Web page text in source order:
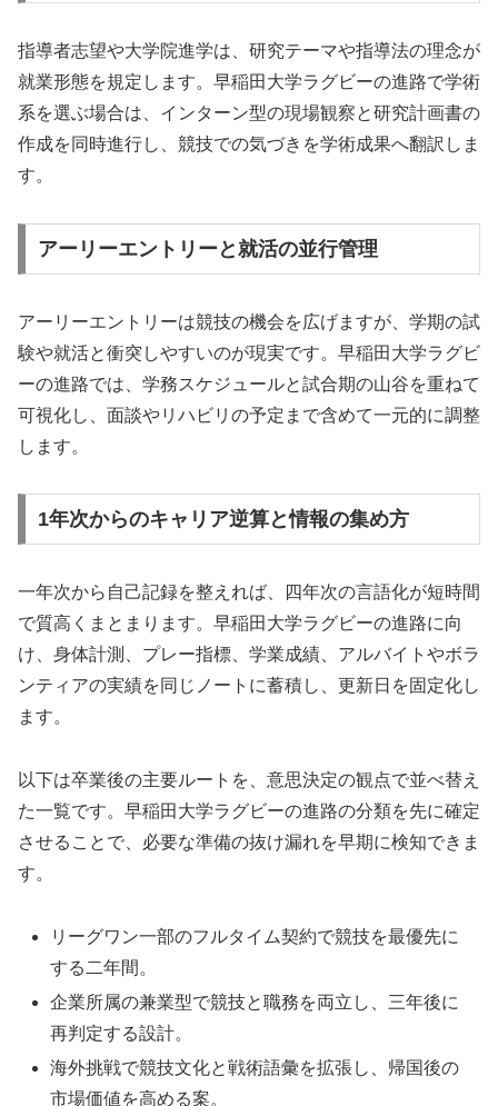
指導者志望や大学院進学は、研究テーマや指導法の理念が
就業形態を規定します。早稲田大学ラグビーの進路で学術
系を選ぶ場合は、インターン型の現場観察と研究計画書の
作成を同時進行し、競技での気づきを学術成果へ翻訳しま
す。
アーリーエントリーと就活の並行管理
アーリーエントリーは競技の機会を広げますが、学期の試
験や就活と衝突しやすいのが現実です。早稲田大学ラグビ
ーの進路では、学務スケジュールと試合期の山谷を重ねて
可視化し、面談やリハビリの予定まで含めて一元的に調整
します。
1年次からのキャリア逆算と情報の集め方
一年次から自己記録を整えれば、四年次の言語化が短時間
で質高くまとまります。早稲田大学ラグビーの進路に向
け、身体計測、プレー指標、学業成績、アルバイトやボラ
ンティアの実績を同じノートに蓄積し、更新日を固定化し
ます。
以下は卒業後の主要ルートを、意思決定の観点で並べ替え
た一覧です。早稲田大学ラグビーの進路の分類を先に確定
させることで、必要な準備の抜け漏れを早期に検知できま
す。
リーグワン一部のフルタイム契約で競技を最優先に
する二年間。
企業所属の兼業型で競技と職務を両立し、三年後に
再判定する設計。
海外挑戦で競技文化と戦術語彙を拡張し、帰国後の
市場価値を高める案。